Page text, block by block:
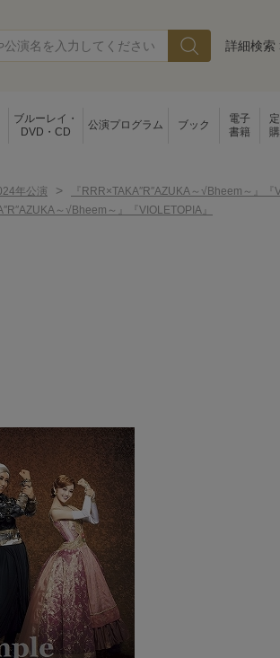
詳細検索
ブルーレイ・
DVD・CD
公演プログラム ブック
電子
書籍
年公演 > 『RRR×TAKA″R″AZUKA～√Bheem～』『
～√Bheem～』『VIOLETOPIA』